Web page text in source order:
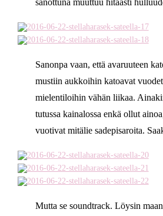
sanottuna muuttuu hitaasti
Sanonpa vaan, että avaruuteen
mustiin aukkoihin katoavat
mielentiloihin vähän liikaa.
tutussa kainalossa enkä ollut
vuotivat mitälie sadepisaroita.
Mutta se soundtrack. Löysin